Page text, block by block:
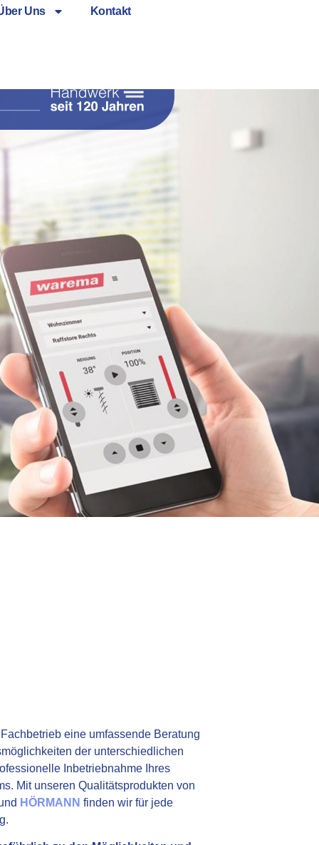
Uns Kontakt
eine umfassende Beratung
der unterschiedlichen
Inbetriebnahme Ihres
Mit unseren Qualitätsprodukten von
HÖRMANN finden wir für jede